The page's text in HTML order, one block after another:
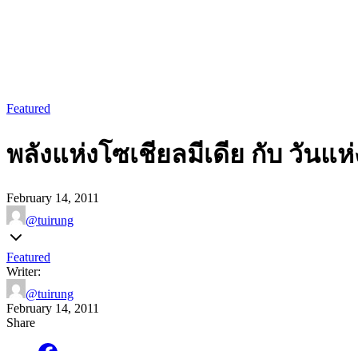
Featured
พลังแห่งโซเชียลมีเดีย กับ วันแ
February 14, 2011
@tuirung
Featured
Writer:
@tuirung
February 14, 2011
Share